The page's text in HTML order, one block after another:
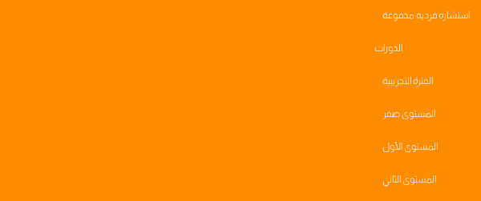
استشاره فرديه مدفوعة
الدورات
الفترة التجريبية
المستوى صفر
المستوى الأول
المستوى الثاني